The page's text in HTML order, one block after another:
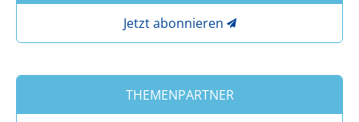
Jetzt abonnieren
THEMENPARTNER